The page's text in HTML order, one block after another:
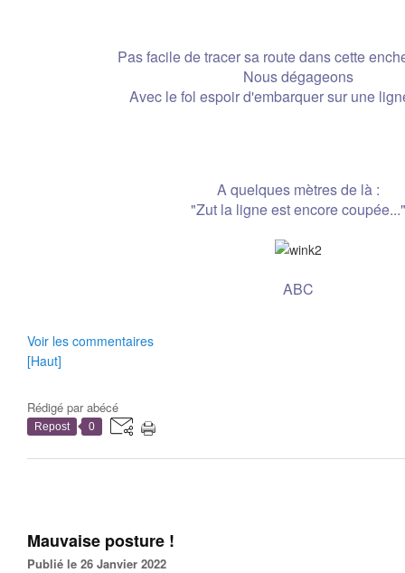
Pas facile de tracer sa route dans cette
Nous dégageons
Avec le fol espoir d'embarquer sur une
A quelques mètres de là :
"Zut la ligne est encore coupée..."
ABC
Voir les commentaires
[Haut]
Rédigé parabécé
Repost 0
Mauvaise posture !
Publié le 26 Janvier 2022